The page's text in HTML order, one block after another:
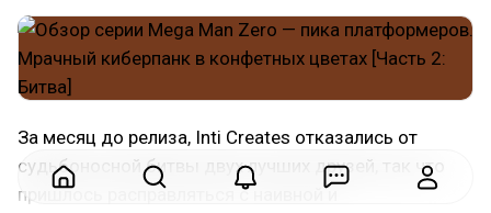
За месяц до релиза, Inti Creates отказались от
судьбоносной битвы двух лучших друзей, так что
пришлось расправляться с наивной и